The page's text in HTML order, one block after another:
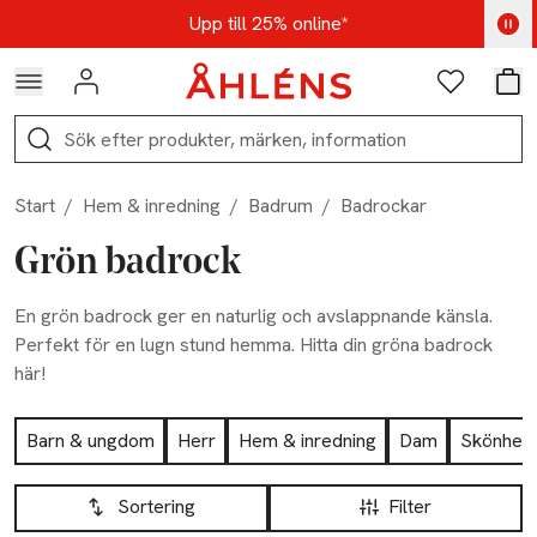
Hoppa till navigationsmenynUpp till 25% online*
Kod: AUG25 - Shoppa nu
Logga in Favoriter
Sök
Start / Hem & inredning / Badrum / Badrockar
Grön badrock
En grön badrock ger en naturlig och avslappnande känsla.
Perfekt för en lugn stund hemma. Hitta din gröna badrock
här!
Hoppa till produktsidan
Barn & ungdom Herr Hem & inredning Dam
Skönhet
Hoppa till produktsidan
Filter
Sortering
Lista över produkter